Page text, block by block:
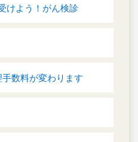
けよう！がん検診
数料が変わります